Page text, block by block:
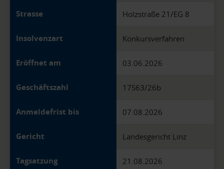
Strasse Holzstraße 21/EG 8
Insolvenzart Konkursverfahren
Eröffnet am 03.06.2026
Geschäftszahl 17S63/26b
Anmeldefrist bis 07.08.2026
Gericht Landesgericht Linz
Tagsatzung 21.08.2026